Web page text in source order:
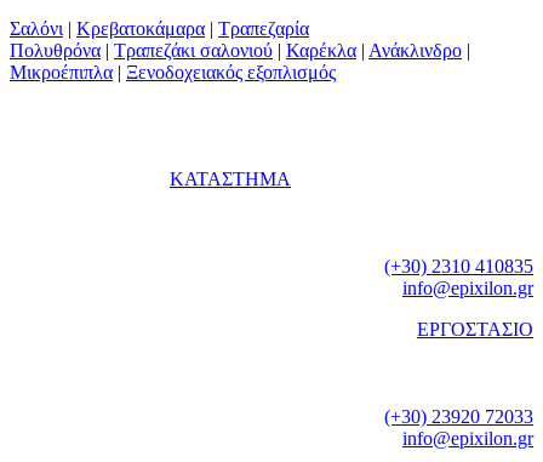
Σαλόνι | Κρεβατοκάμαρα | Τραπεζαρία
Πολυθρόνα | Τραπεζάκι σαλονιού | Καρέκλα | Ανάκλινδρο |
Μικροέπιπλα | Ξενοδοχειακός εξοπλισμός
ΚΑΤΑΣΤΗΜΑ
(+30) 2310 410835
info@epixilon.gr
ΕΡΓΟΣΤΑΣΙΟ
(+30) 23920 72033
info@epixilon.gr